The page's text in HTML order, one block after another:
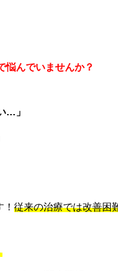
悩んでいませんか？
…」
従来の治療では改善困